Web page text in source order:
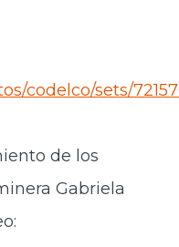
codelco/sets/
de los
Gabriela